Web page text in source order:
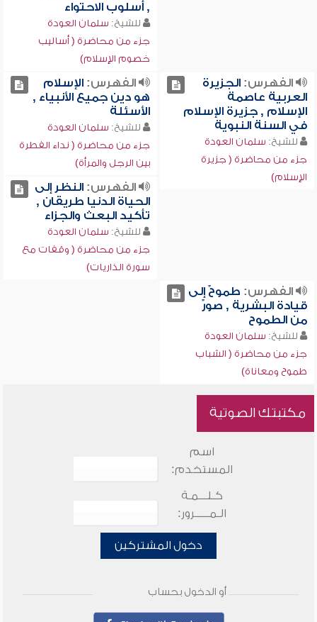
, أسلوب الاحتواء
للشيخ: سلمان العودة
جزء من محاضرة ( أساليب
خصوم الإسلام)
الفهرس:الجزيرة
العربية عاصمة
الإسلام , جزيرة الإسلام
في السنة النبوية
للشيخ: سلمان العودة
جزء من محاضرة ( جزيرة
الإسلام)
الفهرس:الإسلام
هو دين جميع الأنبياء ,
الأسئلة
للشيخ: سلمان العودة
جزء من محاضرة ( نداء الفطرة
بين الرجل والمرأة)
الفهرس:النظر إلى
الحياة الدنيا طريقان ,
تأكيد البعث والجزاء
للشيخ: سلمان العودة
جزء من محاضرة ( وقفات مع
سورة الذاريات)
الفهرس: طموحٌ إلى
قيادة البشرية , صورٌ
من الطموح
للشيخ: سلمان العودة
جزء من محاضرة ( الشباب
طموح ومعاناة)
مكتبتك الصوتية
اسم
المستخدم:
كـلـــمـة
الـمـــــرور:
دخول المشتركين
أو الدخول بحساب